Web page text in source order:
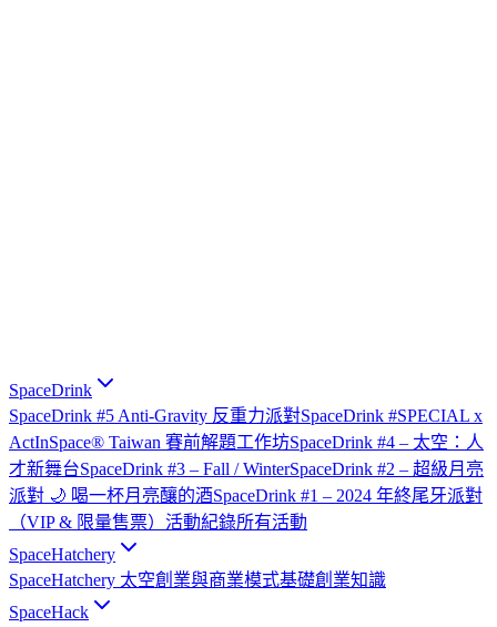
SpaceDrink
SpaceDrink #5 Anti-Gravity 反重力派對SpaceDrink #SPECIAL x
ActInSpace® Taiwan 賽前解題工作坊SpaceDrink #4 – 太空：人
才新舞台SpaceDrink #3 – Fall / WinterSpaceDrink #2 – 超級月亮
派對 🌙 喝一杯月亮釀的酒SpaceDrink #1 – 2024 年終尾牙派對
（VIP & 限量售票） 活動紀錄所有活動
SpaceHatchery
SpaceHatchery 太空創業與商業模式基礎創業知識
SpaceHack